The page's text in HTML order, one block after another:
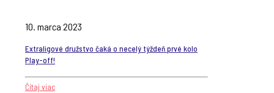
10. marca 2023
Extraligové družstvo čaká o necelý týždeň prvé kolo
Play-off!
Čítaj viac